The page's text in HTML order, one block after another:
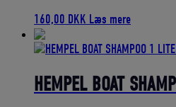
160,00 DKK Læs mere
HEMPEL BOAT